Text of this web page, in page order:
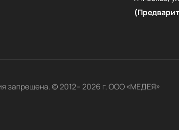
запрещена. © 2012– 2026 г. ООО «МЕДЕЯ»